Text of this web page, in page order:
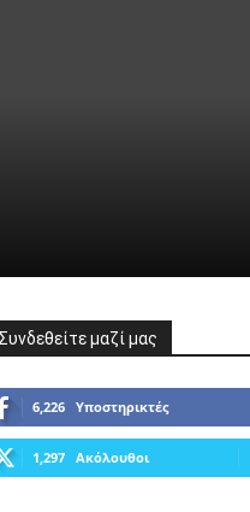
Συνδεθείτε μαζί μας
6,226 Υποστηρικτές
1,297 Ακόλουθοι